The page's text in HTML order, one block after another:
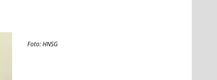
Foto: HNSG